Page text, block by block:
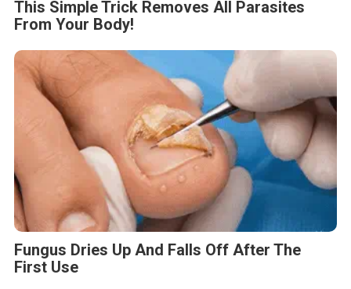
This Simple Trick Removes All Parasites
From Your Body!
Fungus Dries Up And Falls Off After The
First Use